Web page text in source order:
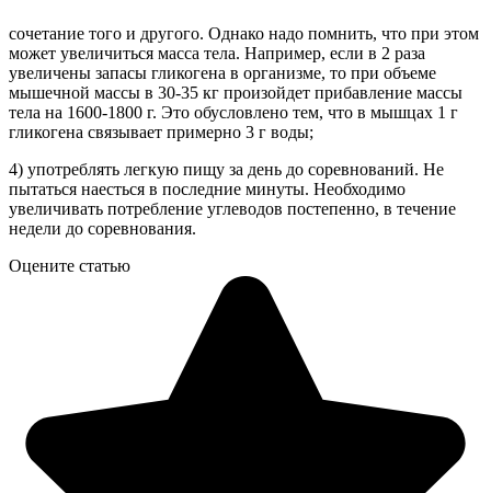
сочетание того и другого. Однако надо помнить, что при этом
может увеличиться масса тела. Например, если в 2 раза
увеличены запасы гликогена в организме, то при объеме
мышечной массы в 30-35 кг произойдет прибавление массы
тела на 1600-1800 г. Это обусловлено тем, что в мышцах 1 г
гликогена связывает примерно 3 г воды;
4) употреблять легкую пищу за день до соревнований. Не
пытаться наесться в последние минуты. Необходимо
увеличивать потребление углеводов постепенно, в течение
недели до соревнования.
Оцените статью